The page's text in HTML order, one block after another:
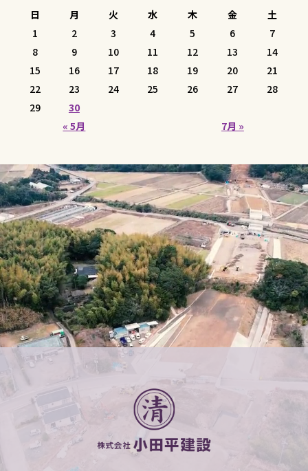
日
月 火 水 木 金 土
« 5月 7月 »
1 2 3 4 5 6
7
8
9 10 11 12 13
14
15
16 17 18 19 20
21
22
23 24 25 26 27
28
29
30